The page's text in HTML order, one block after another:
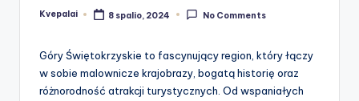
Posted
Kvepalai 8 spalio, 2024 No Comments
Góry Świętokrzyskie to fascynujący region, który łączy
w sobie malownicze krajobrazy, bogatą historię oraz
różnorodność atrakcji turystycznych. Od wspaniałych